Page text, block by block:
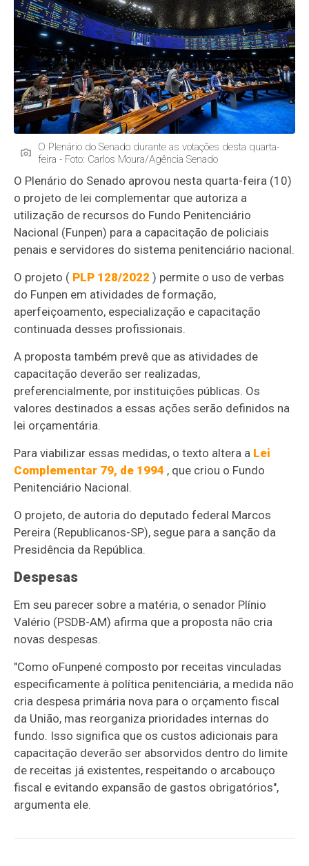
O Plenário do Senado durante as votações desta quarta-
feira - Foto: Carlos Moura/Agência Senado
O Plenário do Senado aprovou nesta quarta-feira (10)
o projeto de lei complementar que autoriza a
utilização de recursos do Fundo Penitenciário
Nacional (Funpen) para a capacitação de policiais
penais e servidores do sistema penitenciário nacional.
O projeto ( PLP 128/2022 ) permite o uso de verbas
do Funpen em atividades de formação,
aperfeiçoamento, especialização e capacitação
continuada desses profissionais.
A proposta também prevê que as atividades de
capacitação deverão ser realizadas,
preferencialmente, por instituições públicas. Os
valores destinados a essas ações serão definidos na
lei orçamentária.
Para viabilizar essas medidas, o texto altera a Lei
Complementar 79, de 1994 , que criou o Fundo
Penitenciário Nacional.
O projeto, de autoria do deputado federal Marcos
Pereira (Republicanos-SP), segue para a sanção da
Presidência da República.
Despesas
Em seu parecer sobre a matéria, o senador Plínio
Valério (PSDB-AM) afirma que a proposta não cria
novas despesas.
"Como oFunpené composto por receitas vinculadas
especificamente à política penitenciária, a medida não
cria despesa primária nova para o orçamento fiscal
da União, mas reorganiza prioridades internas do
fundo. Isso significa que os custos adicionais para
capacitação deverão ser absorvidos dentro do limite
de receitas já existentes, respeitando o arcabouço
fiscal e evitando expansão de gastos obrigatórios",
argumenta ele.